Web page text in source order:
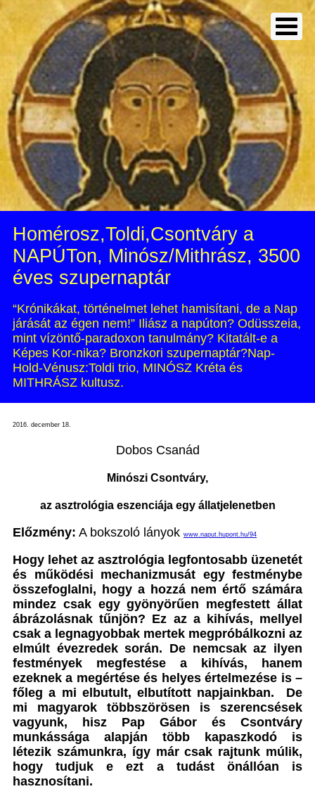
Homérosz,Toldi,Csontváry a
NAPÚTon, Minósz/Mithrász, 3500
éves szupernaptár
“Krónikákat, történelmet lehet hamisítani, de a Nap
járását az égen nem!” Iliász a napúton? Odüsszeia,
mint vízöntő-paradoxon tanulmány? Kitatált-e a
Képes Kor-nika? Bronzkori szupernaptár?Nap-
Hold-Vénusz:Toldi trio, MINÓSZ Kréta és
MITHRÁSZ kultusz.
2016. december 18.
Dobos Csanád
Minószi Csontváry,
az asztrológia eszenciája egy állatjelenetben
Előzmény: A bokszoló lányok www.naput.hupont.hu/94
Hogy lehet az asztrológia legfontosabb üzenetét
és működési mechanizmusát egy festménybe
összefoglalni, hogy a hozzá nem értő számára
mindez csak egy gyönyörűen megfestett állat
ábrázolásnak tűnjön? Ez az a kihívás, mellyel
csak a legnagyobbak mertek megpróbálkozni az
elmúlt évezredek során. De nemcsak az ilyen
festmények megfestése a kihívás, hanem
ezeknek a megértése és helyes értelmezése is –
főleg a mi elbutult, elbutított napjainkban. De
mi magyarok többszörösen is szerencsések
vagyunk, hisz Pap Gábor és Csontváry
munkássága alapján több kapaszkodó is
létezik számunkra, így már csak rajtunk múlik,
hogy tudjuk e ezt a tudást önállóan is
hasznosítani.